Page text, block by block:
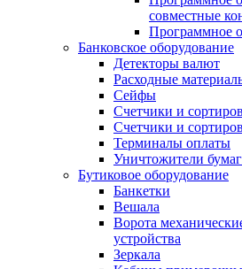
совместные
Программное
Банковское оборудование
Детекторы валют
Расходные
Сейфы
Счетчики и
Счетчики и
Терминалы оплаты
Уничтожители
Бутиковое оборудование
Банкетки
Вешала
Ворота
устройства
Зеркала